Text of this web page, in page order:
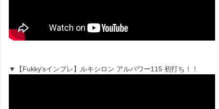
▼【Fukky'sインプレ】ルキシロン アルパワー115 初打ち！！